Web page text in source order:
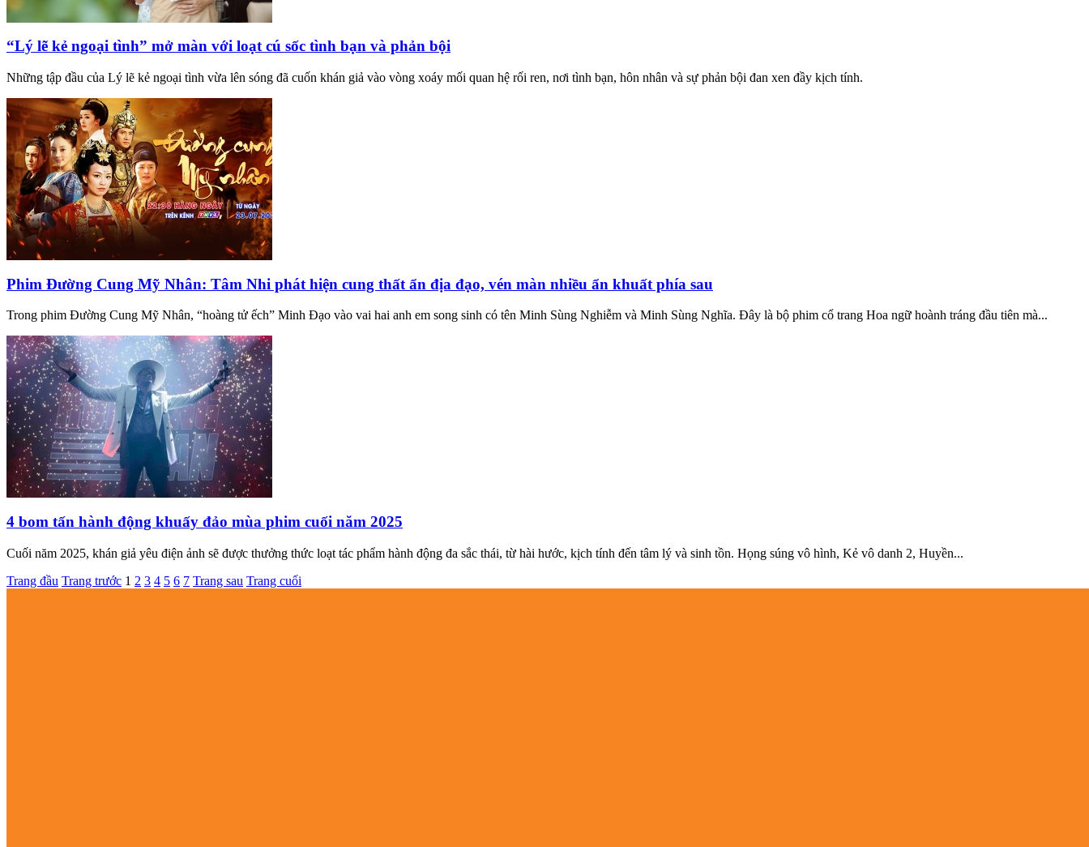
“Lý lẽ kẻ ngoại tình” mở màn với loạt cú sốc tình bạn và phản bội
Những tập đầu của Lý lẽ kẻ ngoại tình vừa lên sóng đã cuốn khán giả vào vòng xoáy mối quan hệ rối ren, nơi tình bạn, hôn nhân và sự phản bội đan xen đầy kịch tính.
Phim Đường Cung Mỹ Nhân: Tâm Nhi phát hiện cung thất ẩn địa đạo, vén màn nhiều ẩn khuất phía sau
Trong phim Đường Cung Mỹ Nhân, “hoàng tử ếch” Minh Đạo vào vai hai anh em song sinh có tên Minh Sùng Nghiễm và Minh Sùng Nghĩa. Đây là bộ phim cổ trang Hoa ngữ hoành tráng đầu tiên mà...
4 bom tấn hành động khuấy đảo mùa phim cuối năm 2025
Cuối năm 2025, khán giả yêu điện ảnh sẽ được thưởng thức loạt tác phẩm hành động đa sắc thái, từ hài hước, kịch tính đến tâm lý và sinh tồn. Họng súng vô hình, Kẻ vô danh 2, Huyền...
Trang đầu Trang trước 1 2 3 4 5 6 7 Trang sau Trang cuối